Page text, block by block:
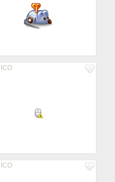
ICO
ICO